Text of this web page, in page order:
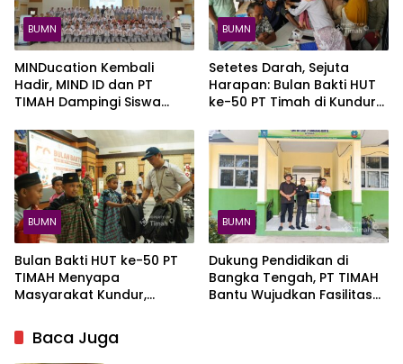
BUMN
MINDucation Kembali
Hadir, MIND ID dan PT
TIMAH Dampingi Siswa
Impian
BUMN
Setetes Darah, Sejuta
Harapan: Bulan Bakti HUT
ke-50 PT Timah di Kundur
Darah
BUMN
Bulan Bakti HUT ke-50 PT
TIMAH Menyapa
Masyarakat Kundur,
yang Menyentuh Langsung
Warga
BUMN
Dukung Pendidikan di
Bangka Tengah, PT TIMAH
Bantu Wujudkan Fasilitas
Baca Juga